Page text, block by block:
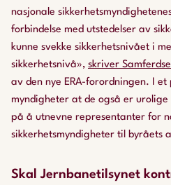
nasjonale
forbindelse med utstedelser av
kunne svekke sikkerhetsnivået i
sikkerhetsnivå», skriver
av den nye ERA-forordningen. I et
myndigheter at de også er
på å utnevne representanter for
sikkerhetsmyndigheter til byråets
Skal Jernbanetilsynet